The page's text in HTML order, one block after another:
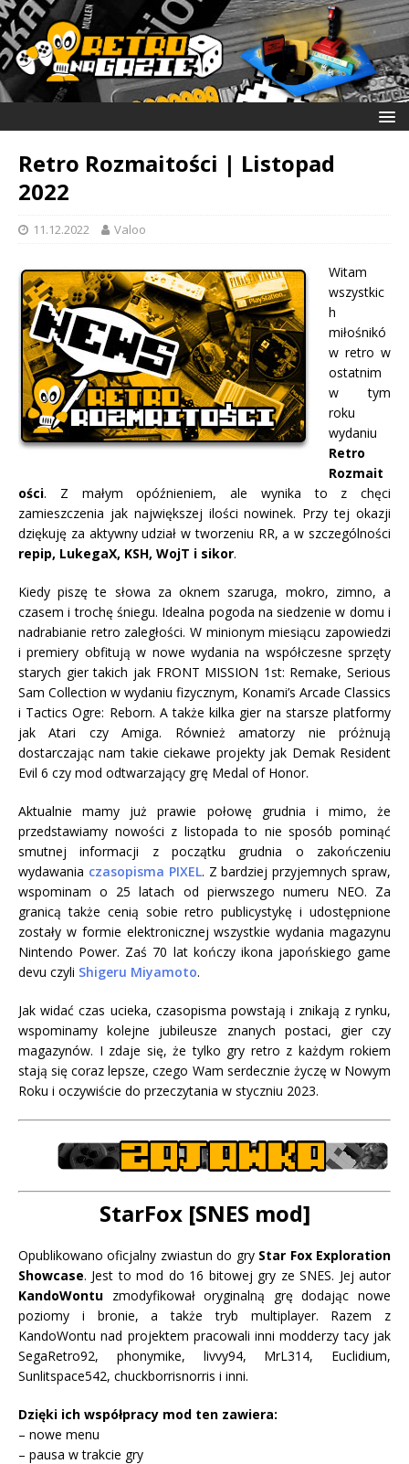
Retro Rozmaitości | Listopad
2022
11.12.2022 Valoo
Witam
wszystkic
h
miłośnikó
w retro w
ostatnim
w tym
roku
wydaniu
Retro
Rozmait
ości. Z małym opóźnieniem, ale wynika to z chęci
zamieszczenia jak największej ilości nowinek. Przy tej okazji
dziękuję za aktywny udział w tworzeniu RR, a w szczególności
repip, LukegaX, KSH, WojT i sikor.
Kiedy piszę te słowa za oknem szaruga, mokro, zimno, a
czasem i trochę śniegu. Idealna pogoda na siedzenie w domu i
nadrabianie retro zaległości. W minionym miesiącu zapowiedzi
i premiery obfitują w nowe wydania na współczesne sprzęty
starych gier takich jak FRONT MISSION 1st: Remake, Serious
Sam Collection w wydaniu fizycznym, Konami’s Arcade Classics
i Tactics Ogre: Reborn. A także kilka gier na starsze platformy
jak Atari czy Amiga. Również amatorzy nie próżnują
dostarczając nam takie ciekawe projekty jak Demak Resident
Evil 6 czy mod odtwarzający grę Medal of Honor.
Aktualnie mamy już prawie połowę grudnia i mimo, że
przedstawiamy nowości z listopada to nie sposób pominąć
smutnej informacji z początku grudnia o zakończeniu
wydawania czasopisma PIXEL. Z bardziej przyjemnych spraw,
wspominam o 25 latach od pierwszego numeru NEO. Za
granicą także cenią sobie retro publicystykę i udostępnione
zostały w formie elektronicznej wszystkie wydania magazynu
Nintendo Power. Zaś 70 lat kończy ikona japońskiego game
devu czyli Shigeru Miyamoto.
Jak widać czas ucieka, czasopisma powstają i znikają z rynku,
wspominamy kolejne jubileusze znanych postaci, gier czy
magazynów. I zdaje się, że tylko gry retro z każdym rokiem
stają się coraz lepsze, czego Wam serdecznie życzę w Nowym
Roku i oczywiście do przeczytania w styczniu 2023.
StarFox [SNES mod]
Opublikowano oficjalny zwiastun do gry Star Fox Exploration
Showcase. Jest to mod do 16 bitowej gry ze SNES. Jej autor
KandoWontu zmodyfikował oryginalną grę dodając nowe
poziomy i bronie, a także tryb multiplayer. Razem z
KandoWontu nad projektem pracowali inni modderzy tacy jak
SegaRetro92, phonymike, livvy94, MrL314, Euclidium,
Sunlitspace542, chuckborrisnorris i inni.
Dzięki ich współpracy mod ten zawiera:
– nowe menu
– pausa w trakcie gry